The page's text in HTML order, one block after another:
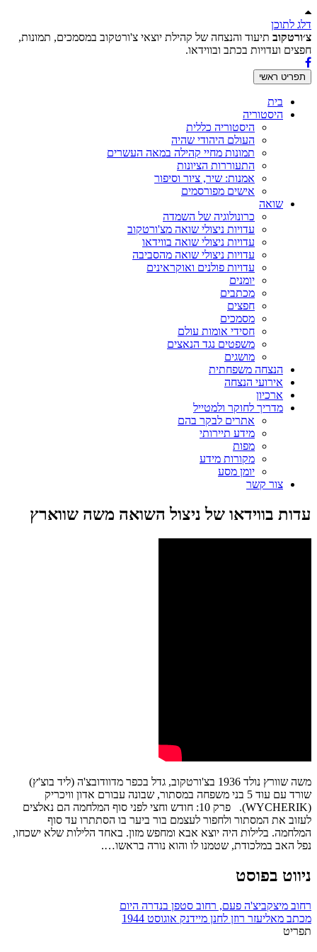
דלג לתוכן
צ׳ורטקוב תיעוד והנצחה של קהילת יוצאי צ'ורטקוב במסמכים, תמונות,
חפצים ועדויות בכתב ובווידאו.
תפריט ראשי
בית
היסטוריה
היסטוריה כללית
העולם היהודי שהיה
תמונות מחיי קהילה במאה העשרים
התעוררות הציונות
אמנות: שיר, ציור וסיפור
אישים מפורסמים
שואה
כרונולוגיה של השמדה
עדויות ניצולי שואה מצ'ורטקוב
עדויות ניצולי שואה בווידאו
עדויות ניצולי שואה מהסביבה
עדויות פולנים ואוקראינים
יומנים
מכתבים
חפצים
מסמכים
חסידי אומות עולם
משפטים נגד הנאצים
מושגים
הנצחה משפחתית
אירועי הנצחה
ארכיון
מדריך לחוקר ולמטייל
אתרים לבקר בהם
מידע תיירותי
מפות
מקורות מידע
יומן מסע
צור קשר
עדות בווידאו של ניצול השואה משה שווארץ
משה שוורץ נולד 1936 בצ'ורטקוב, גדל בכפר מדוודובצ'ה (ליד בוצ'ץ)
שורד עם עוד 5 בני משפחה במסתור, שבונה עבורם אדון וויכריק
(WYCHERIK). פרק 10: חודש וחצי לפני סוף המלחמה הם נאלצים
לעזוב את המסתור ולחפור לעצמם בור ביער בו הסתתרו עד סוף
המלחמה. בלילות היה יוצא אבא ומחפש מזון. באחד הלילות שלא ישכחו,
נפל האב במלכודת, שטמנו לו והוא נורה בראשו….
ניווט בפוסט
רחוב מיצקביצ'ה פעם, רחוב סטפן בנדרה היום
מכתב מאליעזר רוזן לחנן מיידנק אוגוסט 1944
תפריט